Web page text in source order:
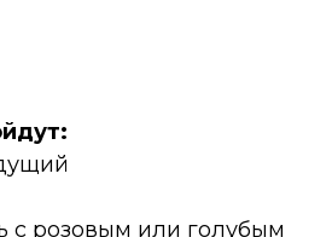
с розовым или голубым